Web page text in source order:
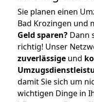
Sie planen einen
Bad Krozingen und
Geld sparen? Dann
richtig! Unser
zuverlässige und
damit Sie sich um
wichtigen Dinge in